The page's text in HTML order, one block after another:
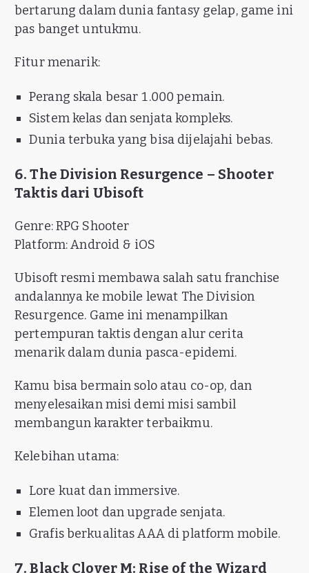
bertarung dalam dunia fantasy gelap, game ini
pas banget untukmu.
Fitur menarik:
Perang skala besar 1.000 pemain.
Sistem kelas dan senjata kompleks.
Dunia terbuka yang bisa dijelajahi bebas.
6. The Division Resurgence – Shooter
Taktis dari Ubisoft
Genre: RPG Shooter
Platform: Android & iOS
Ubisoft resmi membawa salah satu franchise
andalannya ke mobile lewat The Division
Resurgence. Game ini menampilkan
pertempuran taktis dengan alur cerita
menarik dalam dunia pasca-epidemi.
Kamu bisa bermain solo atau co-op, dan
menyelesaikan misi demi misi sambil
membangun karakter terbaikmu.
Kelebihan utama:
Lore kuat dan immersive.
Elemen loot dan upgrade senjata.
Grafis berkualitas AAA di platform mobile.
7. Black Clover M: Rise of the Wizard